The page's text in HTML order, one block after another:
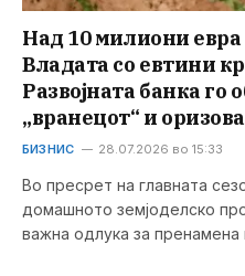
Над 10 милиони евра
Владата со евтини
Развојната банка го
„вранецот“ и
БИЗНИС 28.07.2026 во 15:33
Во пресрет на главната
домашното земјоделско
важна одлука за пренамена